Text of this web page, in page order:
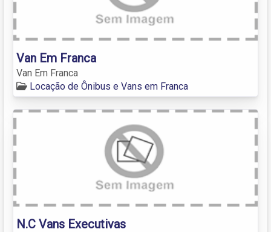
Van Em Franca
Van Em Franca
Locação de Ônibus e Vans em Franca
N.C Vans Executivas